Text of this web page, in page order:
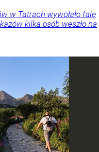
w Tatrach wywołało falę
kilka osób weszło na